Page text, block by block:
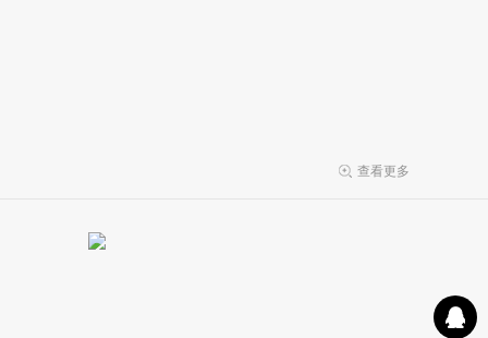
查看更多